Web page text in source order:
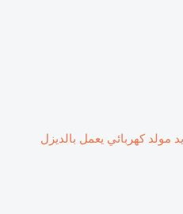
مولد كهربائي يعمل بالديزل